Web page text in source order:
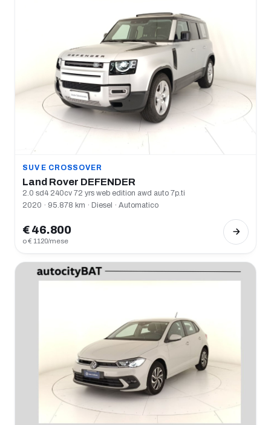
SUV E CROSSOVER
Land Rover DEFENDER
2.0 sd4 240cv 72 yrs web edition awd auto 7p.ti
2020 · 95.878 km · Diesel · Automatico
€ 46.800
o € 1120/mese